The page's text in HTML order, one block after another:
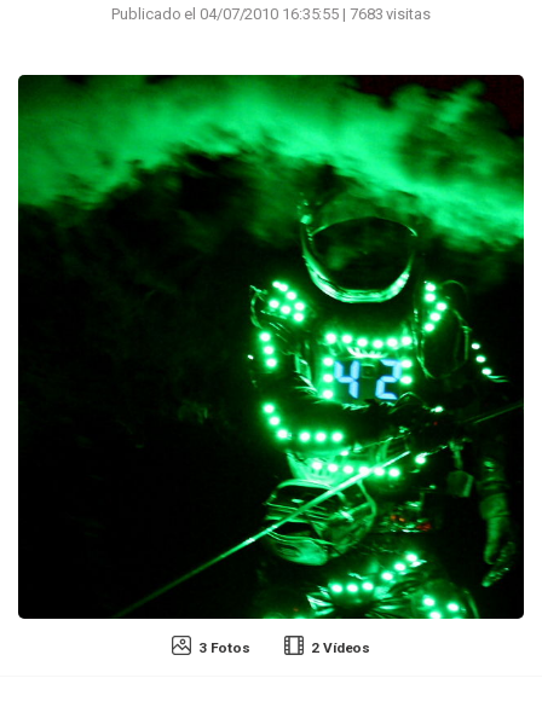
3 Fotos 2 Vídeos
Publicado el 04/07/2010 16:35:55 | 7683 visitas